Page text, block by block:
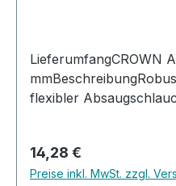
LieferumfangCROWN
flexibler
dient. Technische
Adapterköpfe: 35/60
Regulärer Preis:
14,28 €
Preise inkl. MwSt. zzgl.